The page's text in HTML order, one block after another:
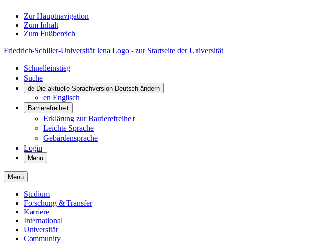
Zur Hauptnavigation
Zum Inhalt
Zum Fußbereich
Friedrich-Schiller-Universität Jena Logo - zur Startseite der Universität
Schnelleinstieg
Suche
de Die aktuelle Sprachversion Deutsch ändern
en Englisch
Barrierefreiheit
Erklärung zur Barrierefreiheit
Leichte Sprache
Gebärdensprache
Login
Menü
Menü
Studium
Forschung & Transfer
Karriere
International
Universität
Community